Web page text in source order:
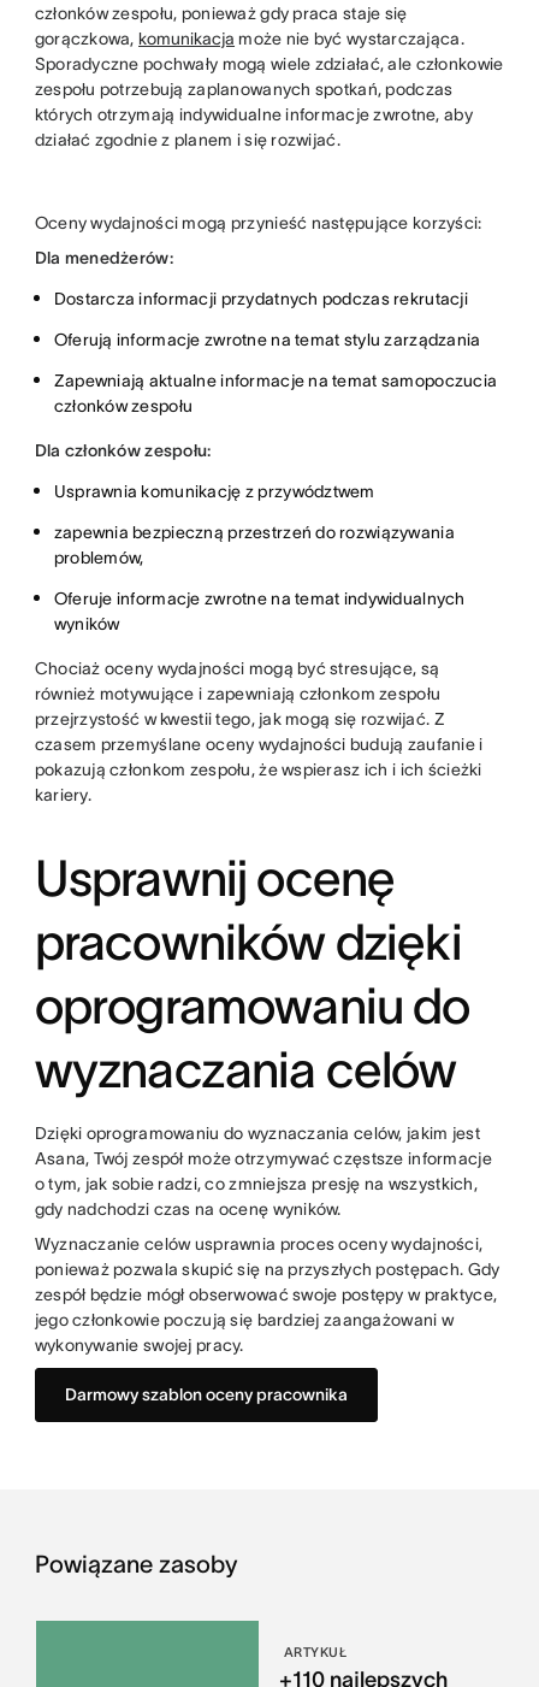
członków zespołu, ponieważ gdy praca staje się
gorączkowa, komunikacja może nie być wystarczająca.
Sporadyczne pochwały mogą wiele zdziałać, ale członkowie
zespołu potrzebują zaplanowanych spotkań, podczas
których otrzymają indywidualne informacje zwrotne, aby
działać zgodnie z planem i się rozwijać.
Oceny wydajności mogą przynieść następujące korzyści:
Dla menedżerów:
Dostarcza informacji przydatnych podczas rekrutacji
Oferują informacje zwrotne na temat stylu zarządzania
Zapewniają aktualne informacje na temat samopoczucia
członków zespołu
Dla członków zespołu:
Usprawnia komunikację z przywództwem
zapewnia bezpieczną przestrzeń do rozwiązywania
problemów,
Oferuje informacje zwrotne na temat indywidualnych
wyników
Chociaż oceny wydajności mogą być stresujące, są
również motywujące i zapewniają członkom zespołu
przejrzystość w kwestii tego, jak mogą się rozwijać. Z
czasem przemyślane oceny wydajności budują zaufanie i
pokazują członkom zespołu, że wspierasz ich i ich ścieżki
kariery.
Usprawnij ocenę
pracowników dzięki
oprogramowaniu do
wyznaczania celów
Dzięki oprogramowaniu do wyznaczania celów, jakim jest
Asana, Twój zespół może otrzymywać częstsze informacje
o tym, jak sobie radzi, co zmniejsza presję na wszystkich,
gdy nadchodzi czas na ocenę wyników.
Wyznaczanie celów usprawnia proces oceny wydajności,
ponieważ pozwala skupić się na przyszłych postępach. Gdy
zespół będzie mógł obserwować swoje postępy w praktyce,
jego członkowie poczują się bardziej zaangażowani w
wykonywanie swojej pracy.
Darmowy szablon oceny pracownika
Powiązane zasoby
ARTYKUŁ
+110 najlepszych